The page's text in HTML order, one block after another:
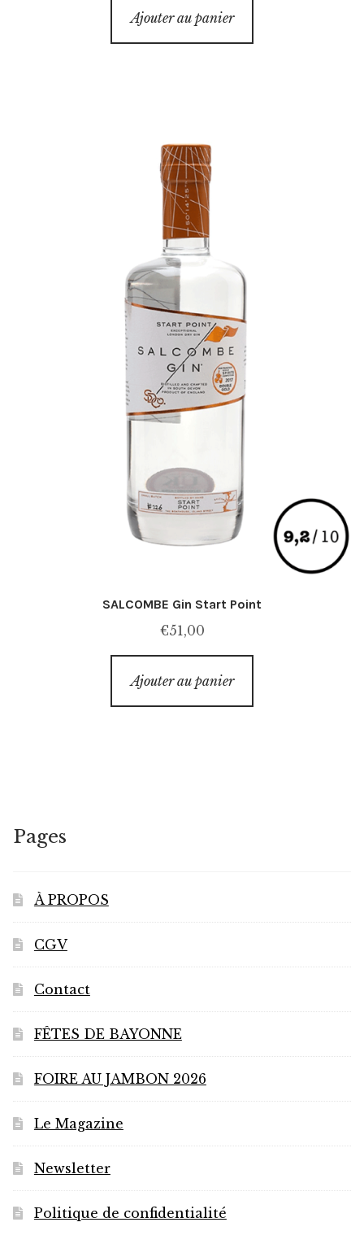
Ajouter au panier
SALCOMBE Gin Start Point
€51,00
Ajouter au panier
Pages
À PROPOS
CGV
Contact
FÊTES DE BAYONNE
FOIRE AU JAMBON 2026
Le Magazine
Newsletter
Politique de confidentialité